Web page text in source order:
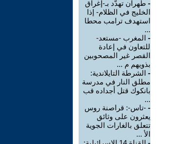
- طهران تهدّد بـ-إغراق
الخليج في الظلام- إذا
استهدف ترامب محطا
...
- المغرب -مستعد-
للتعاون في إعادة
القصر غير المصحوبين
بذويهم م ...
- الشرطة التايلاندية:
مطلق النار في مدرسة
بانكوك قتل أجداده قب
...
- -تاس-: قراصنة روس
يعثرون على وثائق
تتعلق بالغارات الجوية
الأ ...